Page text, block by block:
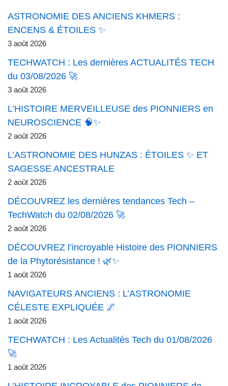
ASTRONOMIE DES ANCIENS KHMERS :
ENCENS & ÉTOILES ✨
3 août 2026
TECHWATCH : Les dernières ACTUALITÉS TECH
du 03/08/2026 🚀
3 août 2026
L’HISTOIRE MERVEILLEUSE des PIONNIERS en
NEUROSCIENCE 🧠✨
2 août 2026
L’ASTRONOMIE DES HUNZAS : ÉTOILES ✨ ET
SAGESSE ANCESTRALE
2 août 2026
DÉCOUVREZ les dernières tendances Tech –
TechWatch du 02/08/2026 🚀
2 août 2026
DÉCOUVREZ l’incroyable Histoire des PIONNIERS
de la Phytorésistance ! 🌿✨
1 août 2026
NAVIGATEURS ANCIENS : L’ASTRONOMIE
CÉLESTE EXPLIQUÉE 🌌
1 août 2026
TECHWATCH : Les Actualités Tech du 01/08/2026
🚀
1 août 2026